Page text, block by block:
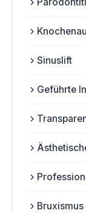
Sinuslift
Geführte
Bruxismus